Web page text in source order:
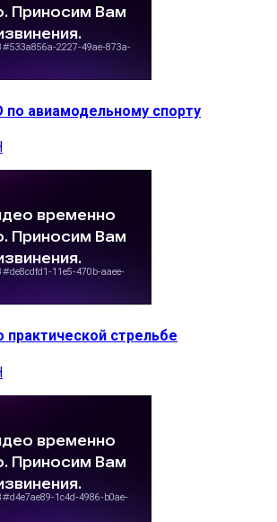
авиамодельному спорту
практической стрельбе